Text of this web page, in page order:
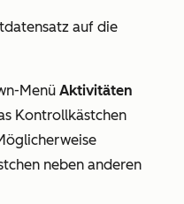
auf die
Menü Aktivitäten
Kontrollkästchen
neben anderen